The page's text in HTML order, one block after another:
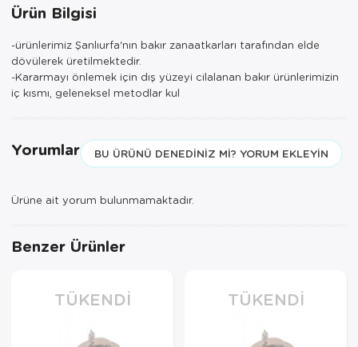
Ürün Bilgisi
-ürünlerimiz Şanlıurfa'nın bakır zanaatkarları tarafından elde
dövülerek üretilmektedir.
-Kararmayı önlemek için dış yüzeyi cilalanan bakır ürünlerimizin
iç kısmı, geleneksel metodlar kul
Yorumlar BU ÜRÜNÜ DENEDINIZ MI? YORUM EKLEYIN
Ürüne ait yorum bulunmamaktadır.
Benzer Ürünler
TÜKENDI TÜKENDI